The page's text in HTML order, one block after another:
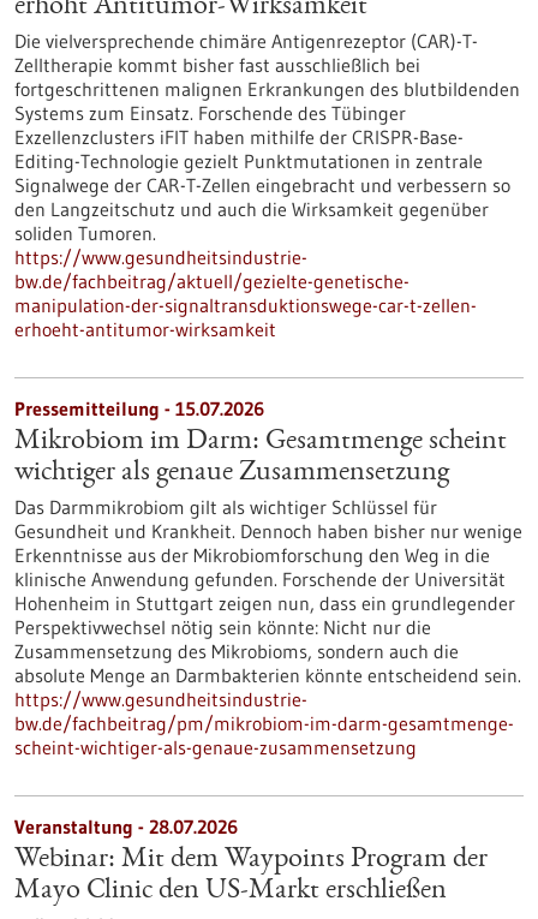
erhöht Antitumor-Wirksamkeit
Die vielversprechende chimäre Antigenrezeptor (CAR)-T-
Zelltherapie kommt bisher fast ausschließlich bei
fortgeschrittenen malignen Erkrankungen des blutbildenden
Systems zum Einsatz. Forschende des Tübinger
Exzellenzclusters iFIT haben mithilfe der CRISPR-Base-
Editing-Technologie gezielt Punktmutationen in zentrale
Signalwege der CAR-T-Zellen eingebracht und verbessern so
den Langzeitschutz und auch die Wirksamkeit gegenüber
soliden Tumoren.
https://www.gesundheitsindustrie-
bw.de/fachbeitrag/aktuell/gezielte-genetische-
manipulation-der-signaltransduktionswege-car-t-zellen-
erhoeht-antitumor-wirksamkeit
Pressemitteilung - 15.07.2026
Mikrobiom im Darm: Gesamtmenge scheint
wichtiger als genaue Zusammensetzung
Das Darmmikrobiom gilt als wichtiger Schlüssel für
Gesundheit und Krankheit. Dennoch haben bisher nur wenige
Erkenntnisse aus der Mikrobiomforschung den Weg in die
klinische Anwendung gefunden. Forschende der Universität
Hohenheim in Stuttgart zeigen nun, dass ein grundlegender
Perspektivwechsel nötig sein könnte: Nicht nur die
Zusammensetzung des Mikrobioms, sondern auch die
absolute Menge an Darmbakterien könnte entscheidend sein.
https://www.gesundheitsindustrie-
bw.de/fachbeitrag/pm/mikrobiom-im-darm-gesamtmenge-
scheint-wichtiger-als-genaue-zusammensetzung
Veranstaltung - 28.07.2026
Webinar: Mit dem Waypoints Program der
Mayo Clinic den US-Markt erschließen